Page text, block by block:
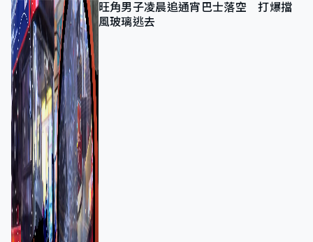
旺角男子凌晨追通宵巴士落空 打爆擋
風玻璃逃去